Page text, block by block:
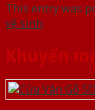
This entry was
vệ sinh.
Khuyến